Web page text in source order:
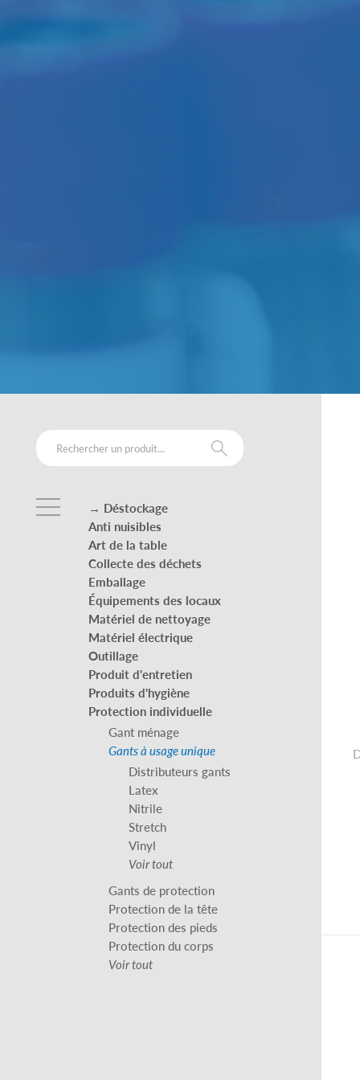
→ Déstockage
Anti nuisibles
Art de la table
Collecte des déchets
Emballage
Équipements des locaux
Matériel de nettoyage
Matériel électrique
Outillage
Produit d'entretien
Produits d'hygiène
Protection individuelle
Gant ménage
Gants à usage unique
Distributeurs gants
Latex
Nitrile
Stretch
Vinyl
Voir tout
Gants de protection
Protection de la tête
Protection des pieds
Protection du corps
Voir tout